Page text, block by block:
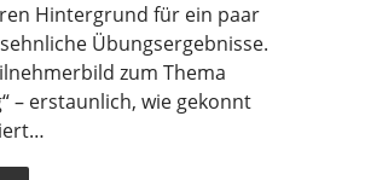
Hintergrund für ein paar
Übungsergebnisse.
zum Thema
– erstaunlich, wie gekonnt